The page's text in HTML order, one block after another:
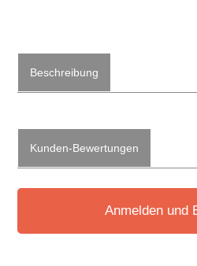
Beschreibung
Kunden-Bewertungen
Anmelden und